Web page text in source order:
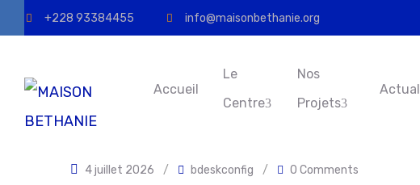
+228 93384455 info@maisonbethanie.org
Accueil
Le
Centre
Nos
Projets
4 juillet 2026 / bdeskconfig / 0 Comments